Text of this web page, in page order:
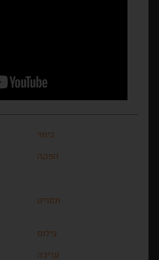
בימוי
הפקה
תסריט
צילום
עריכה